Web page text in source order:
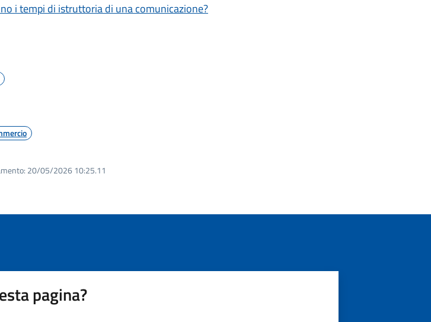
i tempi di istruttoria di una comunicazione?
20/05/2026 10:25.11
pagina?